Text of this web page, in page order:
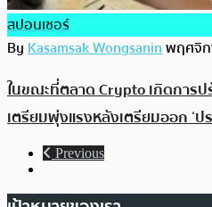
สปอนเซอร์
ByKasamsak Wongsaninพฤศจิก
ในขณะที่ตลาด Crypto เกิดการป
เตรียมพุ่งแรงหลังเตรียมออก ‘ป
Previous